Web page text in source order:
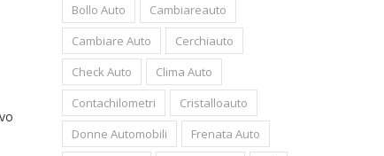
Bollo Auto
Cambiareauto
Cambiare Auto
Cerchiauto
Check Auto
Clima Auto
Contachilometri
Cristalloauto
Donne Automobili
Frenata Auto